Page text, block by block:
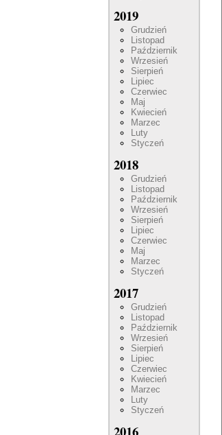
2019
Grudzień
Listopad
Październik
Wrzesień
Sierpień
Lipiec
Czerwiec
Maj
Kwiecień
Marzec
Luty
Styczeń
2018
Grudzień
Listopad
Październik
Wrzesień
Sierpień
Lipiec
Czerwiec
Maj
Marzec
Styczeń
2017
Grudzień
Listopad
Październik
Wrzesień
Sierpień
Lipiec
Czerwiec
Kwiecień
Marzec
Luty
Styczeń
2016